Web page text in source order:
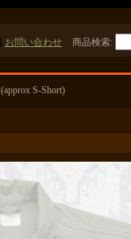
お問い合わせ 商品検索:
S-Short)